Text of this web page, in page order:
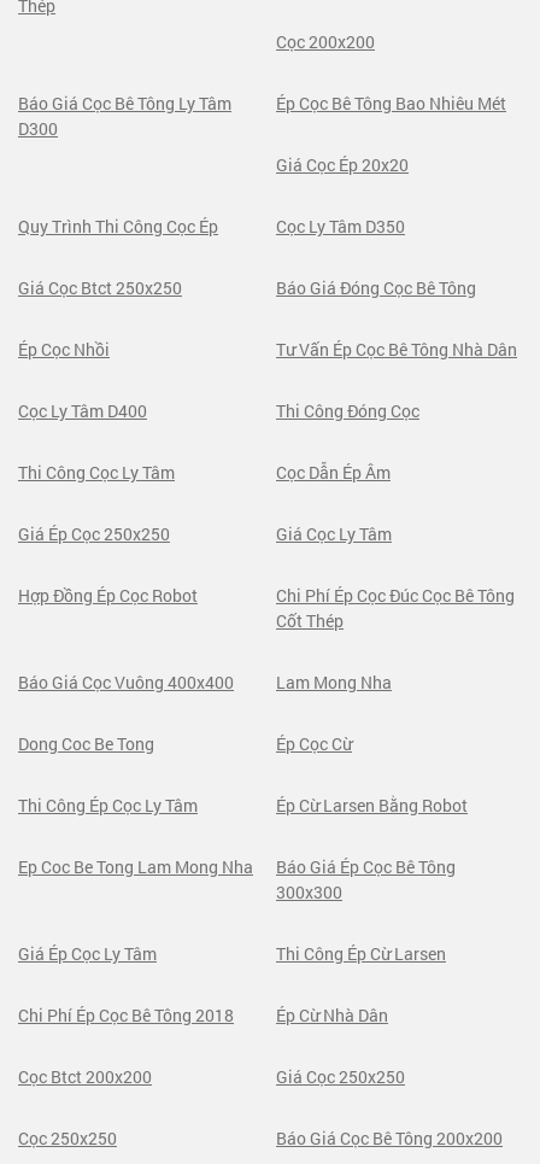
Thép
Cọc 200x200
Báo Giá Cọc Bê Tông Ly Tâm
D300
Ép Cọc Bê Tông Bao Nhiêu Mét
Giá Cọc Ép 20x20
Quy Trình Thi Công Cọc Ép Cọc Ly Tâm D350
Giá Cọc Btct 250x250 Báo Giá Đóng Cọc Bê Tông
Ép Cọc Nhồi Tư Vấn Ép Cọc Bê Tông Nhà Dân
Cọc Ly Tâm D400 Thi Công Đóng Cọc
Thi Công Cọc Ly Tâm Cọc Dẫn Ép Âm
Giá Ép Cọc 250x250 Giá Cọc Ly Tâm
Hợp Đồng Ép Cọc Robot
Chi Phí Ép Cọc Đúc Cọc Bê Tông
Cốt Thép
Báo Giá Cọc Vuông 400x400 Lam Mong Nha
Dong Coc Be Tong Ép Cọc Cừ
Thi Công Ép Cọc Ly Tâm Ép Cừ Larsen Bằng Robot
Ep Coc Be Tong Lam Mong Nha
Báo Giá Ép Cọc Bê Tông
300x300
Giá Ép Cọc Ly Tâm Thi Công Ép Cừ Larsen
Chi Phí Ép Cọc Bê Tông 2018 Ép Cừ Nhà Dân
Cọc Btct 200x200 Giá Cọc 250x250
Cọc 250x250 Báo Giá Cọc Bê Tông 200x200